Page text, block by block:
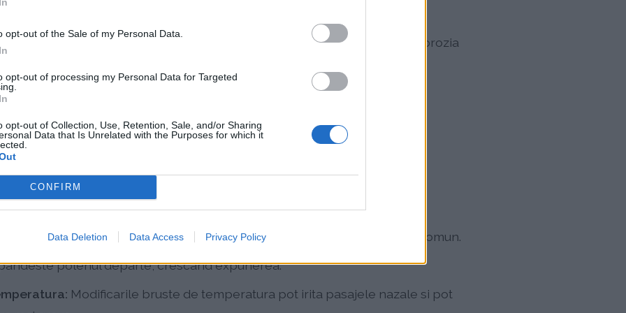
opt-out of the Sale of my Personal Data.
opt-out of processing my Personal Data for Targeted
opt-out of Collection, Use, Retention, Sale, and/or Sharing
Data that Is Unrelated with the Purposes for which it
CONFIRM
Data Deletion Data Access Privacy Policy
de kilometri.
si observi ca alergiile tale se inrautatesc semnificativ la sfarsitul verii, ambrozia
in schimbare
agrava din cauza schimbarilor de vreme, cum ar fi:
poate duce la un sezon alergic mai devreme si mai lung, deoarece
mai devreme.
umede favorizeaza cresterea sporilor de mucegai, un alt alergen comun.
polenul departe, crescand expunerea.
Modificarile bruste de temperatura pot irita pasajele nazale si pot